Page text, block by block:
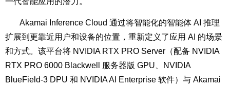
Akamai Inference Cloud 通过将智能化的智能体 AI 推理
扩展到更靠近用户和设备的位置，重新定义了应用 AI 的场景
和方式。该平台将 NVIDIA RTX PRO Server （配备 NVIDIA
RTX PRO 6000 Blackwell
服务器版 GPU
NVIDIA
BlueField-3 DPU 和 NVIDIA AI Enterprise 软件）与 Akamai